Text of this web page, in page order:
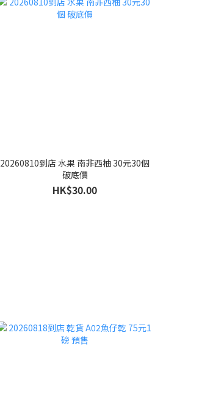
20260810到店 水果 南非西柚 30元30個
破底價
HK$30.00